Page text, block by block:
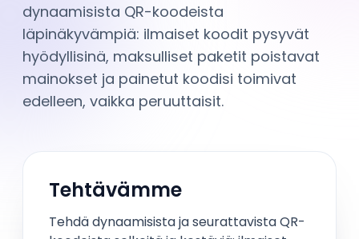
API
dynaamisista QR-koodeista
läpinäkyvämpiä: ilmaiset koodit pysyvät
hyödyllisinä, maksulliset paketit poistavat
mainokset ja painetut koodisi toimivat
edelleen, vaikka peruuttaisit.
Tehtävämme
Tehdä dynaamisista ja seurattavista QR-